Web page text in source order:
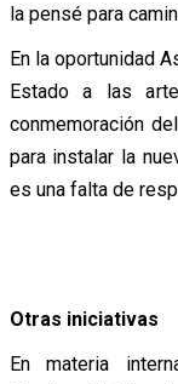
la pensé para
En la oportunidad
Estado a las
conmemoración
para instalar la
es una falta de
Otras iniciativas
En materia